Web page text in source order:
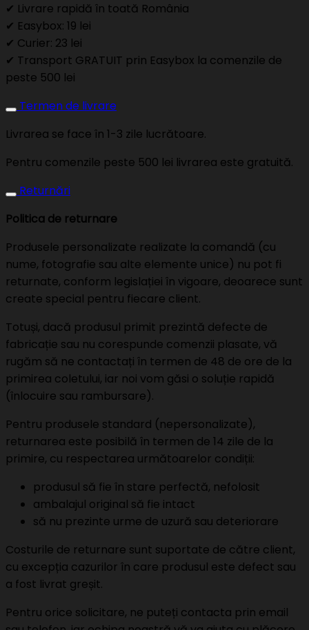
✔ Livrare rapidă în toată România
✔ Easybox: 19 lei
✔ Curier: 23 lei
✔ Transport GRATUIT prin Easybox la comenzile de
peste 500 lei
Termen de livrare
Livrarea se face în 1-3 zile lucrătoare.
Pentru comenzile peste 500 lei livrarea este gratuită.
Returnări
Politica de returnare
Produsele personalizate realizate la comandă (cu
nume, fotografie sau alte elemente unice) nu pot fi
returnate, conform legislației în vigoare, deoarece sunt
create special pentru fiecare client.
Totuși, dacă produsul primit prezintă defecte de
fabricație sau nu corespunde comenzii plasate, vă
rugăm să ne contactați în termen de 48 de ore de la
primirea coletului, iar noi vom găsi o soluție rapidă
(înlocuire sau rambursare).
Pentru produsele standard (nepersonalizate),
returnarea este posibilă în termen de 14 zile de la
primire, cu respectarea următoarelor condiții:
produsul să fie în stare perfectă, nefolosit
ambalajul original să fie intact
să nu prezinte urme de uzură sau deteriorare
Costurile de returnare sunt suportate de către client,
cu excepția cazurilor în care produsul este defect sau
a fost livrat greșit.
Pentru orice solicitare, ne puteți contacta prin email